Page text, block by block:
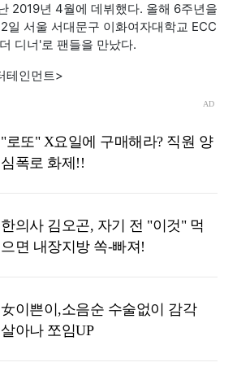
2019년 4월에 데뷔했다. 올해 6주년을
일 서울 서대문구 이화여자대학교 ECC
디너'로 팬들을 만났다.
테인먼트>